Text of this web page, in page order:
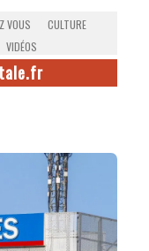
VOUS
CULTURE
VIDÉOS